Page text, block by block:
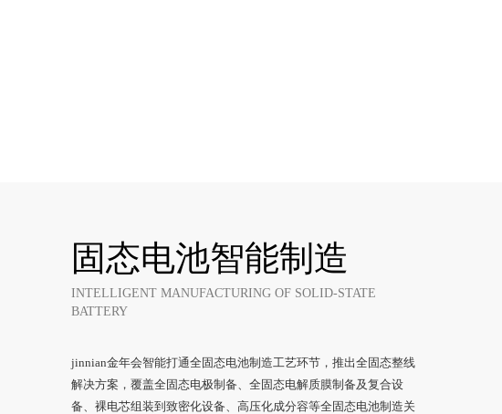
固态电池智能制造
INTELLIGENT MANUFACTURING OF SOLID-STATE
BATTERY
jinnian金年会智能打通全固态电池制造工艺环节，推出全固态整线
解决方案，覆盖全固态电极制备、全固态电解质膜制备及复合设
备、裸电芯组装到致密化设备、高压化成分容等全固态电池制造关